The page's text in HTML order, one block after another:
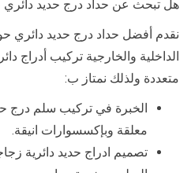
هل تبحث عن حداد درج حديد
نقدم أفضل حداد درج حديد دائري
الداخلية والخارجية تركيب أدراج
متعددة ولذلك نمتاز ب:
الخبرة في تركيب سلم درج
معلقة وبإكسسوارات انيقة.
تصميم ادراج حديد دائرية